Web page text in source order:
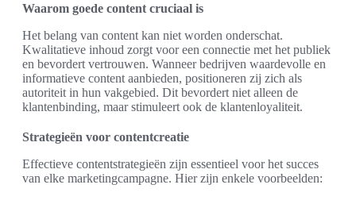
Waarom goede content cruciaal is
Het belang van content kan niet worden onderschat.
Kwalitatieve inhoud zorgt voor een connectie met het publiek
en bevordert vertrouwen. Wanneer bedrijven waardevolle en
informatieve content aanbieden, positioneren zij zich als
autoriteit in hun vakgebied. Dit bevordert niet alleen de
klantenbinding, maar stimuleert ook de klantenloyaliteit.
Strategieën voor contentcreatie
Effectieve contentstrategieën zijn essentieel voor het succes
van elke marketingcampagne. Hier zijn enkele voorbeelden: